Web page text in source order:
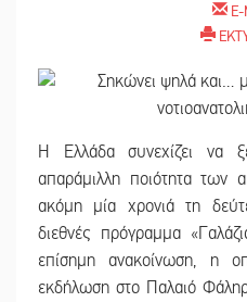
Η Ελλάδα συνεχίζει να
απαράμιλλη ποιότητα των
ακόμη μία χρονιά τη
διεθνές πρόγραμμα
επίσημη ανακοίνωση, η
εκδήλωση στο Παλαιό